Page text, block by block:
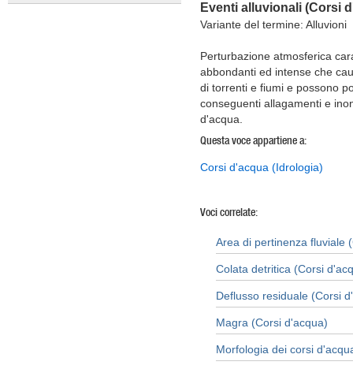
Eventi alluvionali (Corsi
Variante del termine: Alluvioni
Perturbazione atmosferica
abbondanti ed intense che
di torrenti e fiumi e possono
conseguenti allagamenti e
d'acqua.
Questa voce appartiene a:
Corsi d'acqua (Idrologia)
Voci correlate:
Area di pertinenza fluviale
Colata detritica (Corsi
Deflusso residuale (Corsi
Magra (Corsi d'acqua)
Morfologia dei corsi